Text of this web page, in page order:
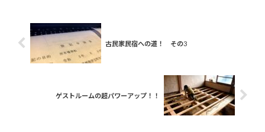
古民家民宿への道！ その3
ゲストルームの超パワーアップ！！